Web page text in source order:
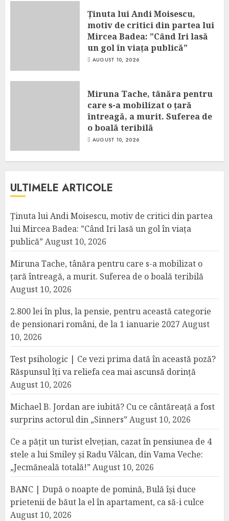
Ținuta lui Andi Moisescu,
motiv de critici din partea lui
Mircea Badea: ”Când Iri lasă
un gol în viața publică”
AUGUST 10, 2026
Miruna Tache, tânăra pentru
care s-a mobilizat o țară
întreagă, a murit. Suferea de
o boală teribilă
AUGUST 10, 2026
ULTIMELE ARTICOLE
Ținuta lui Andi Moisescu, motiv de critici din partea
lui Mircea Badea: ”Când Iri lasă un gol în viața
publică” August 10, 2026
Miruna Tache, tânăra pentru care s-a mobilizat o
țară întreagă, a murit. Suferea de o boală teribilă
August 10, 2026
2.800 lei în plus, la pensie, pentru această categorie
de pensionari români, de la 1 ianuarie 2027 August
10, 2026
Test psihologic | Ce vezi prima dată în această poză?
Răspunsul îți va reliefa cea mai ascunsă dorință
August 10, 2026
Michael B. Jordan are iubită? Cu ce cântăreață a fost
surprins actorul din „Sinners” August 10, 2026
Ce a pățit un turist elvețian, cazat în pensiunea de 4
stele a lui Smiley și Radu Vâlcan, din Vama Veche:
„Jecmăneală totală!” August 10, 2026
BANC | După o noapte de pomină, Bulă își duce
prietenii de băut la el în apartament, ca să-i culce
August 10, 2026